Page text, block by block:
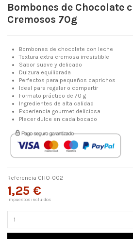
Bombones de Chocolate
Cremosos 70g
Bombones de chocolate con leche
Textura extra cremosa irresistible
Sabor suave y delicado
Dulzura equilibrada
Perfectos para pequeños caprichos
Ideal para regalar o compartir
Formato práctico de 70 g
Ingredientes de alta calidad
Experiencia gourmet deliciosa
Placer dulce en cada bocado
Referencia CHO-002
1,25 €
Impuestos incluidos